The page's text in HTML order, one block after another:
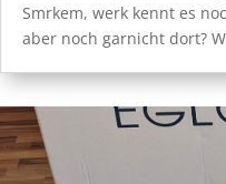
Smrkem, werk kennt es
aber noch garnicht dort?